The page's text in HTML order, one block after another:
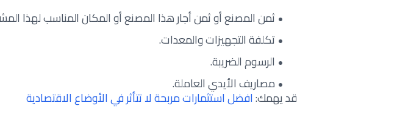
ثمن المصنع أو ثمن أجار هذا المصنع أو المكان المناسب لهذا
تكلفة التجهيزات والمعدات.
الرسوم الضريبة.
مصاريف الأيدي العاملة.
قد يهمك:افضل استثمارات مربحة لا تتأثر في الأوضاع الاقتصادية